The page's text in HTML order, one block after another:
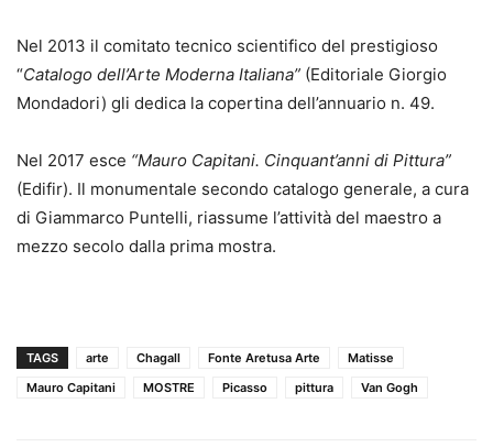
Nel 2013 il comitato tecnico scientifico del prestigioso
“Catalogo dell’Arte Moderna Italiana” (Editoriale Giorgio
Mondadori) gli dedica la copertina dell’annuario n. 49.
Nel 2017 esce “Mauro Capitani. Cinquant’anni di Pittura”
(Edifir). Il monumentale secondo catalogo generale, a cura
di Giammarco Puntelli, riassume l’attività del maestro a
mezzo secolo dalla prima mostra.
TAGS arte Chagall Fonte Aretusa Arte
Matisse
Mauro Capitani
MOSTRE Picasso pittura Van Gogh